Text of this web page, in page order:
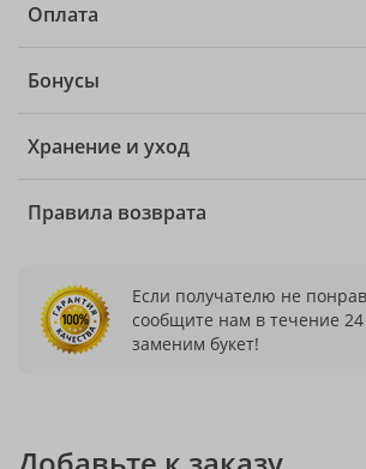
Оплата
Бонусы
Хранение и уход
Правила возврата
Если получателю не
сообщите нам в течение
заменим букет!